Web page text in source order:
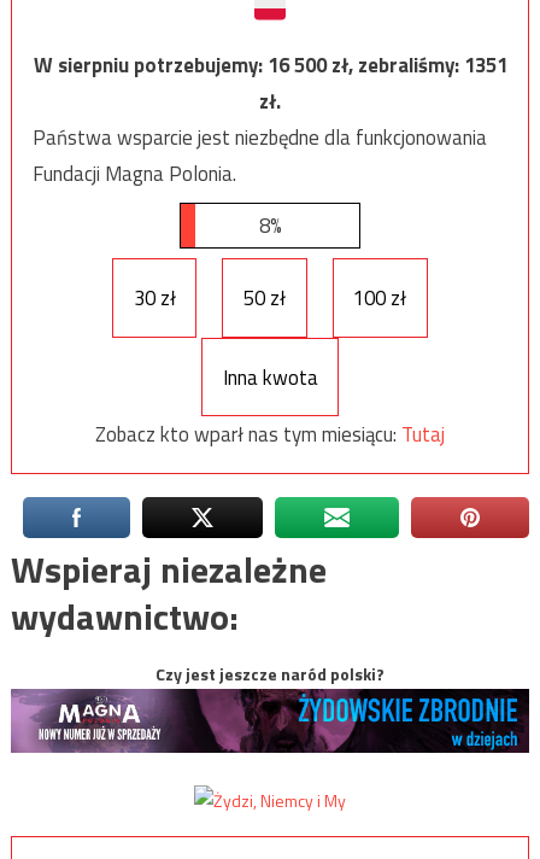
W sierpniu potrzebujemy:16 500zł, zebraliśmy:1351
zł.
Państwa wsparcie jest niezbędne dla funkcjonowania
Fundacji Magna Polonia.
8%
30 zł 50 zł 100 zł
Inna kwota
Zobacz kto wparł nas tym miesiącu: Tutaj
Wspieraj niezależne
wydawnictwo:
Czy jest jeszcze naród polski?